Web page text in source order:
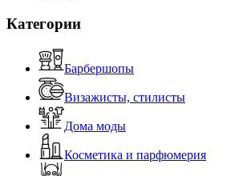
Категории
Барбершопы
Визажисты, стилисты
Дома моды
Косметика и парфюмерия